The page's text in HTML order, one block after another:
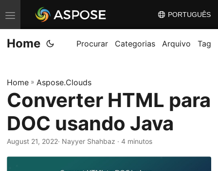
A
l
t
n
a
n
a
PORTUGUÊS
Home Procurar Categorias Arquivo Tag
Home » Aspose.Clouds
Converter HTML para
DOC usando Java
August 21, 2022· Nayyer Shahbaz · 4 minutos